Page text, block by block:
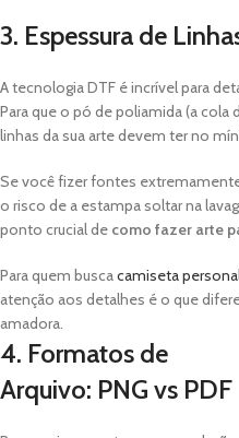
3. Espessura de
A tecnologia DTF é incrível para
Para que o pó de poliamida (a cola
linhas da sua arte devem ter no
Se você fizer fontes
o risco de a estampa soltar na
ponto crucial de como fazer arte
Para quem buscacamiseta
atenção aos detalhes é o que
amadora.
4. Formatos de
Arquivo: PNG vs PDF